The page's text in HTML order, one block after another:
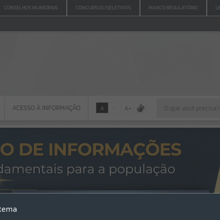
CONSELHOS MUNICIPAIS CONCURSOS/SELETIVOS MARCO REGULATÓRIO
Por favor, aguarde...
ACESSO À INFORMAÇÃO A A+
Erro